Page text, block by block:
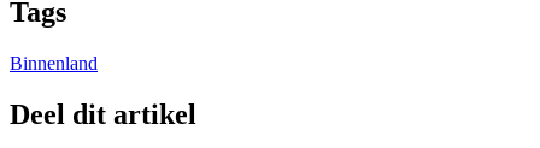
Tags
Binnenland
Deel dit artikel